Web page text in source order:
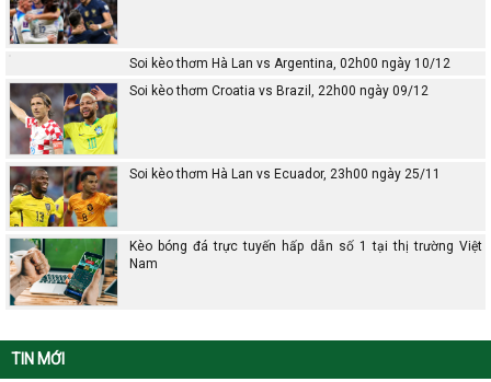
Soi kèo thơm Hà Lan vs Argentina, 02h00 ngày 10/12
Soi kèo thơm Croatia vs Brazil, 22h00 ngày 09/12
Soi kèo thơm Hà Lan vs Ecuador, 23h00 ngày 25/11
Kèo bóng đá trực tuyến hấp dẫn số 1 tại thị trường Việt
Nam
TIN MỚI